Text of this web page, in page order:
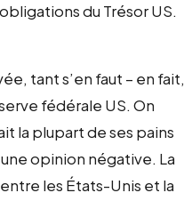
du Trésor US.
tant s’en faut – en fait,
fédérale US. On
la plupart de ses pains
opinion négative. La
les États-Unis et la